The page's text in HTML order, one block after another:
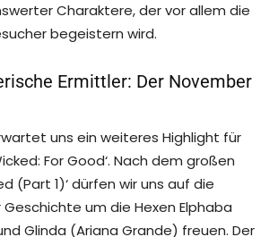
Charaktere, der vor allem die
begeistern wird.
Ermittler: Der November
uns ein weiteres Highlight für
For Good‘. Nach dem großen
(Part 1)‘ dürfen wir uns auf die
um die Hexen Elphaba
Glinda (Ariana Grande) freuen. Der